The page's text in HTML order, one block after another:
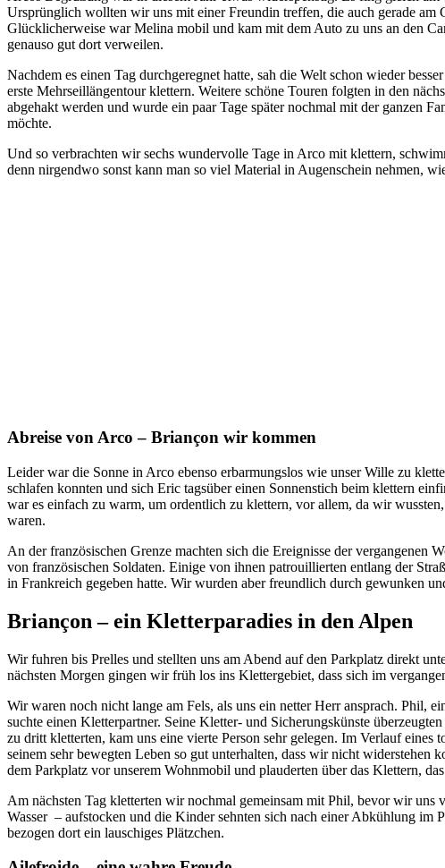
Ursprünglich wollten wir uns mit einer Freundin treffen, die auch gerade
Glücklicherweise war Melina mobil und kam mit dem Auto zu uns an den
genauso gut dort verweilen.
Nachdem es einen Tag durchgeregnet hatte, sah die Welt schon wieder
erste Mehrseillängentour klettern. Weitere schöne Touren folgten in den
abgehakt werden und wurde ein paar Tage später nochmal mit der ganzen
möchte.
Und so verbrachten wir sechs wundervolle Tage in Arco mit klettern,
denn nirgendwo sonst kann man so viel Material in Augenschein nehmen,
Abreise von Arco – Briançon wir kommen
Leider war die Sonne in Arco ebenso erbarmungslos wie unser Wille zu
schlafen konnten und sich Eric tagsüber einen Sonnenstich beim klettern
war es einfach zu warm, um ordentlich zu klettern, vor allem, da wir
waren.
An der französischen Grenze machten sich die Ereignisse der vergangenen
von französischen Soldaten. Einige von ihnen patrouillierten entlang der
in Frankreich gegeben hatte. Wir wurden aber freundlich durch gewunken
Briançon – ein Kletterparadies in den Alpen
Wir fuhren bis Prelles und stellten uns am Abend auf den Parkplatz direkt
nächsten Morgen gingen wir früh los ins Klettergebiet, dass sich im
Wir waren noch nicht lange am Fels, als uns ein netter Herr ansprach. Phil,
suchte einen Kletterpartner. Seine Kletter- und Sicherungskünste
zu dritt kletterten, kam uns eine vierte Person sehr gelegen. Im Verlauf
seinem sehr bewegten Leben so gut unterhalten, dass wir nicht
dem Parkplatz vor unserem Wohnmobil und plauderten über das Klettern,
Am nächsten Tag kletterten wir nochmal gemeinsam mit Phil, bevor wir uns
Wasser – aufstocken und die Kinder sehnten sich nach einer Abkühlung im
bezogen dort ein lauschiges Plätzchen.